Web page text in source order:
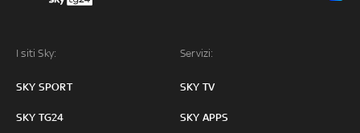
I siti Sky:
SKY SPORT
SKY TG24
Servizi:
SKY TV
SKY APPS